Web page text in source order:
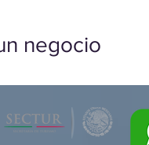
negocio